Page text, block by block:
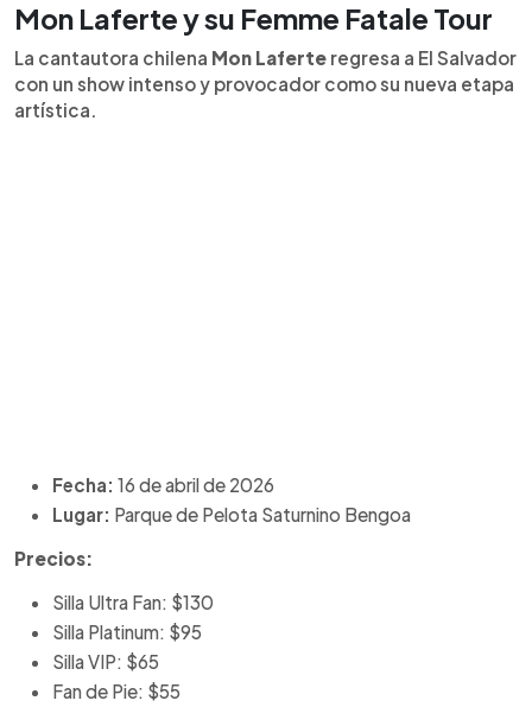
Mon Laferte y su Femme Fatale Tour
La cantautora chilena Mon Laferte regresa a El Salvador
con un show intenso y provocador como su nueva etapa
artística.
Fecha: 16 de abril de 2026
Lugar: Parque de Pelota Saturnino Bengoa
Precios:
Silla Ultra Fan: $130
Silla Platinum: $95
Silla VIP: $65
Fan de Pie: $55